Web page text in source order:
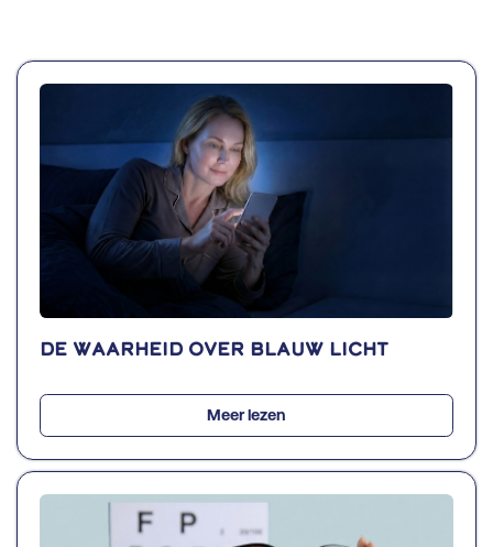
De waarheid over blauw licht
Meer lezen